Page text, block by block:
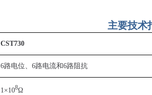
主要技术
CST730
6路电位、6路电流和6路阻抗
1×108Ω